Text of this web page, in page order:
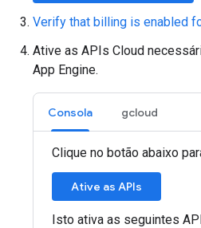
Verify that billing is enabled
Ative as APIs Cloud
App Engine.
Consola gcloud
Clique no botão abaixo
Ative as APIs
Isto ativa as seguintes